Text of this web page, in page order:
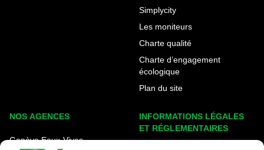
Simplycity
Les moniteurs
Charte qualité
Charte d’engagement
écologique
Plan du site
NOS AGENCES
Genève Eaux-Vives
INFORMATIONS LÉGALES
ET RÉGLEMENTAIRES